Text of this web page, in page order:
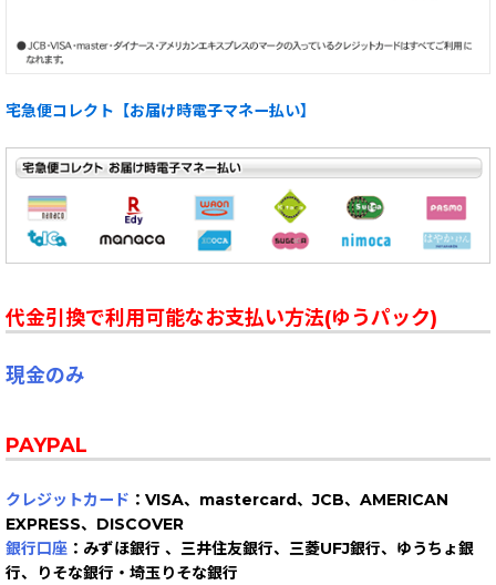
宅急便コレクト【お届け時電子マネー払い】
代金引換で利用可能なお支払い方法(ゆうパック)
現金のみ
PAYPAL
クレジットカード ：VISA、mastercard、JCB、AMERICAN
EXPRESS、DISCOVER
銀行口座 ：みずほ銀行 、三井住友銀行、三菱UFJ銀行、ゆうちょ銀
行、りそな銀行・埼玉りそな銀行